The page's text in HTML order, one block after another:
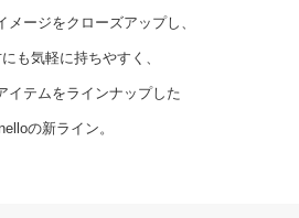
メージをクローズアップし、
も気軽に持ちやすく、
イテムをラインナップした
の新ライン。